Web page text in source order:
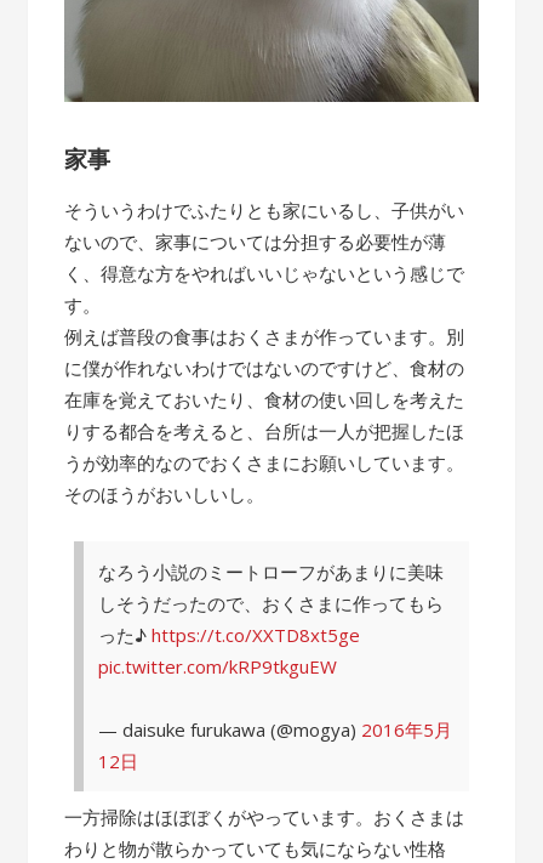
家事
そういうわけでふたりとも家にいるし、子供がい
ないので、家事については分担する必要性が薄
く、得意な方をやればいいじゃないという感じで
す。
例えば普段の食事はおくさまが作っています。別
に僕が作れないわけではないのですけど、食材の
在庫を覚えておいたり、食材の使い回しを考えた
りする都合を考えると、台所は一人が把握したほ
うが効率的なのでおくさまにお願いしています。
そのほうがおいしいし。
なろう小説のミートローフがあまりに美味
しそうだったので、おくさまに作ってもら
った♪https://t.co/XXTD8xt5ge
pic.twitter.com/kRP9tkguEW
— daisuke furukawa (@mogya) 2016年5月
12日
一方掃除はほぼぼくがやっています。おくさまは
わりと物が散らかっていても気にならない性格